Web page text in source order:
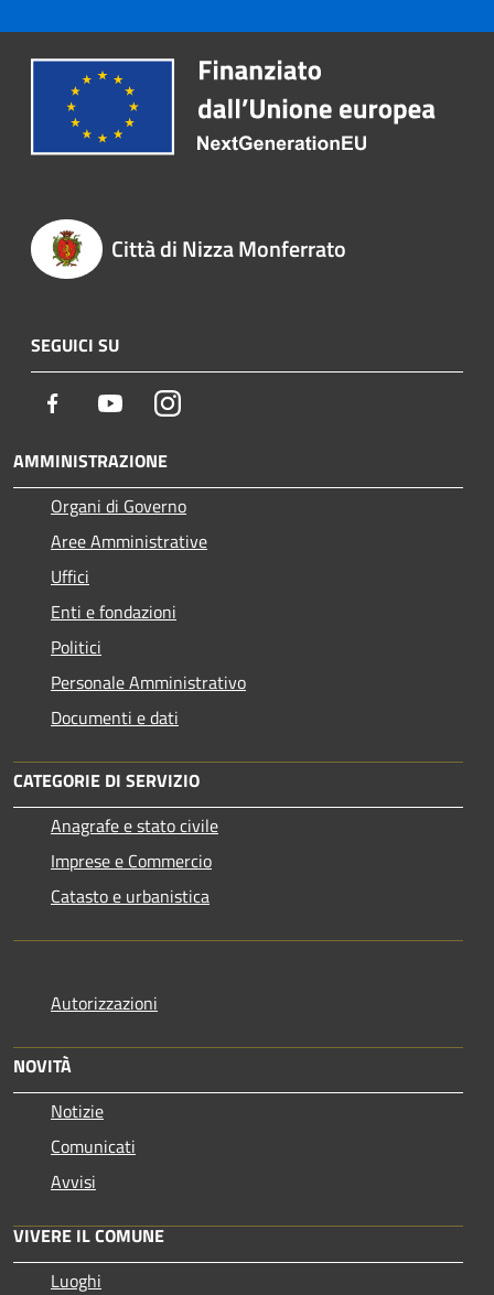
Città di Nizza Monferrato
SEGUICI SU
Facebook YoutubeInstagram
AMMINISTRAZIONE
Organi di Governo
Aree Amministrative
Uffici
Enti e fondazioni
Politici
Personale Amministrativo
Documenti e dati
CATEGORIE DI SERVIZIO
Anagrafe e stato civile
Imprese e Commercio
Catasto e urbanistica
Autorizzazioni
NOVITÀ
Notizie
Comunicati
Avvisi
VIVERE IL COMUNE
Luoghi